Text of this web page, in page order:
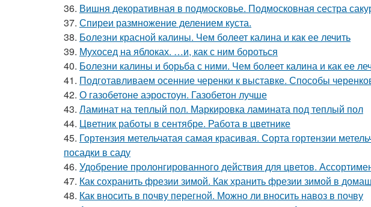
36. Вишня декоративная в подмосковье. Подмосковная сестра
37. Спиреи размножение делением куста.
38. Болезни красной калины. Чем болеет калина и как ее лечить
39. Мухосед на яблоках. …и, как с ним бороться
40. Болезни калины и борьба с ними. Чем болеет калина и как ее
41. Подготавливаем осенние черенки к выставке. Способы
42. О газобетоне аэростоун. Газобетон лучше
43. Ламинат на теплый пол. Маркировка ламината под теплый пол
44. Цветник работы в сентябре. Работа в цветнике
45. Гортензия метельчатая самая красивая. Сорта гортензии
посадки в саду
46. Удобрение пролонгированного действия для цветов.
47. Как сохранить фрезии зимой. Как хранить фрезии зимой в
48. Как вносить в почву перегной. Можно ли вносить навоз в почву